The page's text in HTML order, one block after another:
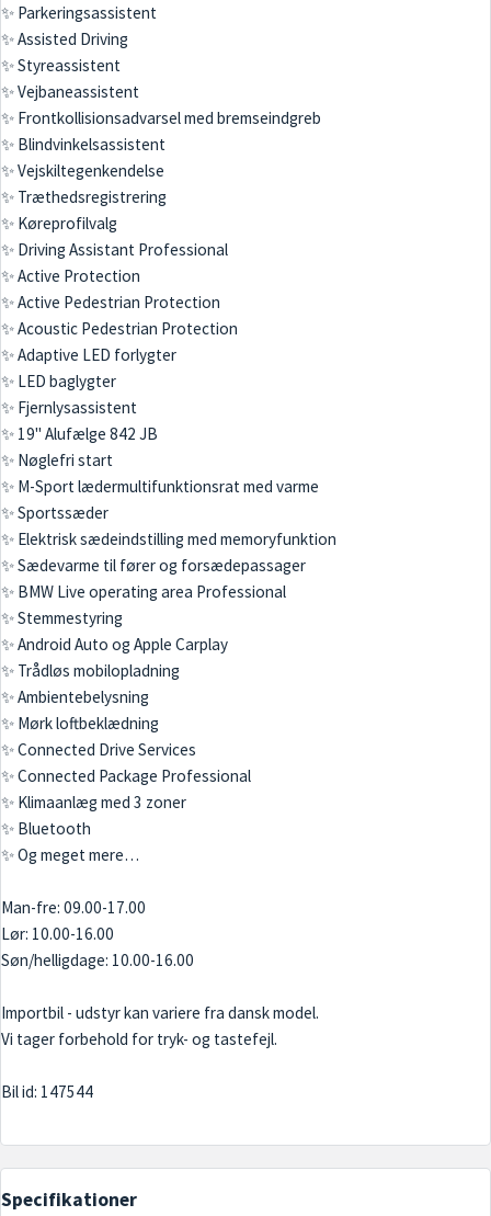
✨ Parkeringsassistent
✨ Assisted Driving
✨ Styreassistent
✨ Vejbaneassistent
✨ Frontkollisionsadvarsel med bremseindgreb
✨ Blindvinkelsassistent
✨ Vejskiltegenkendelse
✨ Træthedsregistrering
✨ Køreprofilvalg
✨ Driving Assistant Professional
✨ Active Protection
✨ Active Pedestrian Protection
✨ Acoustic Pedestrian Protection
✨ Adaptive LED forlygter
✨ LED baglygter
✨ Fjernlysassistent
✨ 19" Alufælge 842 JB
✨ Nøglefri start
✨ M-Sport lædermultifunktionsrat med varme
✨ Sportssæder
✨ Elektrisk sædeindstilling med memoryfunktion
✨ Sædevarme til fører og forsædepassager
✨ BMW Live operating area Professional
✨ Stemmestyring
✨ Android Auto og Apple Carplay
✨ Trådløs mobilopladning
✨ Ambientebelysning
✨ Mørk loftbeklædning
✨ Connected Drive Services
✨ Connected Package Professional
✨ Klimaanlæg med 3 zoner
✨ Bluetooth
✨ Og meget mere…
Man-fre: 09.00-17.00
Lør: 10.00-16.00
Søn/helligdage: 10.00-16.00
Importbil - udstyr kan variere fra dansk model.
Vi tager forbehold for tryk- og tastefejl.
Specifikationer